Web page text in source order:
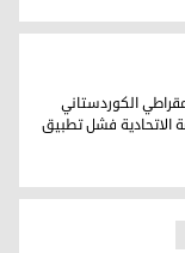
الجمهورية ثلاث
الاتحادية
الكوردستاني
الاتحادية فشل تطبيق